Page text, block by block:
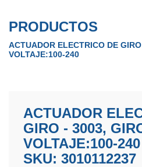
PRODUCTOS
ACTUADOR ELECTRICO DE
VOLTAJE:100-240
ACTUADOR
GIRO - 3003,
VOLTAJE:100-240
SKU: 3010112237